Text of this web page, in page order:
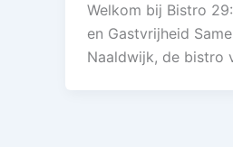
Welkom bij Bistro
en Gastvrijheid
Naaldwijk, de bistro